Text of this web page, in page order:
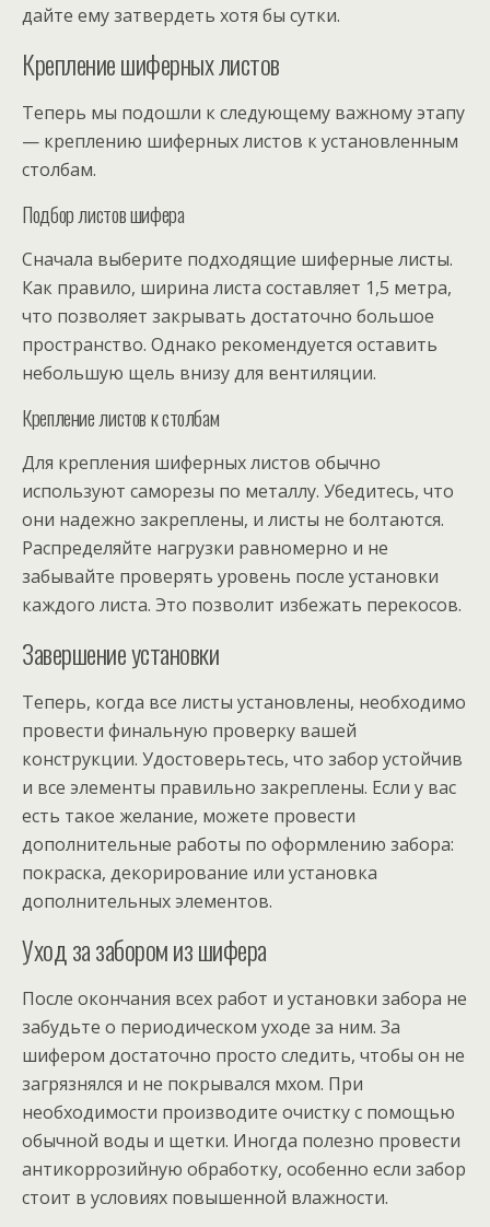
дайте ему затвердеть хотя бы сутки.
Крепление шиферных листов
Теперь мы подошли к следующему важному этапу
— креплению шиферных листов к установленным
столбам.
Подбор листов шифера
Сначала выберите подходящие шиферные листы.
Как правило, ширина листа составляет 1,5 метра,
что позволяет закрывать достаточно большое
пространство. Однако рекомендуется оставить
небольшую щель внизу для вентиляции.
Крепление листов к столбам
Для крепления шиферных листов обычно
используют саморезы по металлу. Убедитесь, что
они надежно закреплены, и листы не болтаются.
Распределяйте нагрузки равномерно и не
забывайте проверять уровень после установки
каждого листа. Это позволит избежать перекосов.
Завершение установки
Теперь, когда все листы установлены, необходимо
провести финальную проверку вашей
конструкции. Удостоверьтесь, что забор устойчив
и все элементы правильно закреплены. Если у вас
есть такое желание, можете провести
дополнительные работы по оформлению забора:
покраска, декорирование или установка
дополнительных элементов.
Уход за забором из шифера
После окончания всех работ и установки забора не
забудьте о периодическом уходе за ним. За
шифером достаточно просто следить, чтобы он не
загрязнялся и не покрывался мхом. При
необходимости производите очистку с помощью
обычной воды и щетки. Иногда полезно провести
антикоррозийную обработку, особенно если забор
стоит в условиях повышенной влажности.